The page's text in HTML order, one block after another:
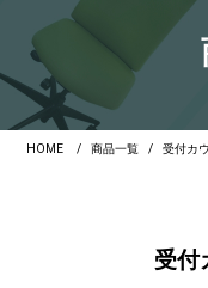
HOME 商品一覧 受付カ
受付